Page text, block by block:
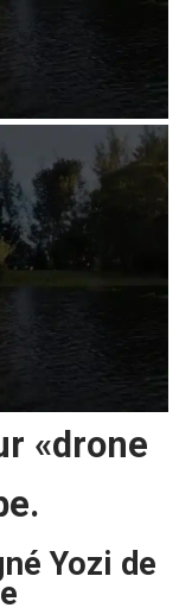
«drone
Yozi de